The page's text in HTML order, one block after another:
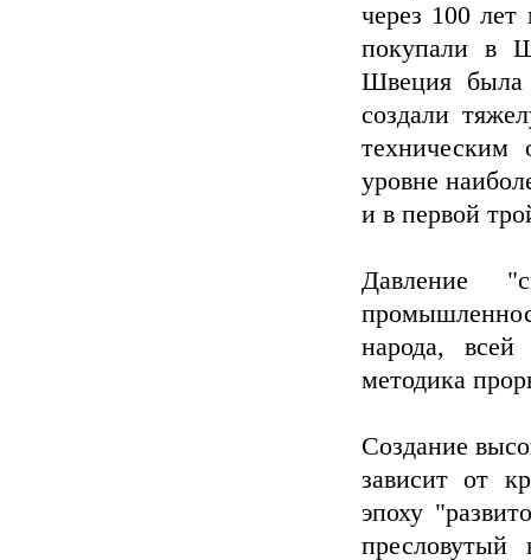
через 100
покупали в
Швеция
создали
уровне
и в первой
Давление
народа,
методика
Создание
зависит от
эпоху
пресловутый